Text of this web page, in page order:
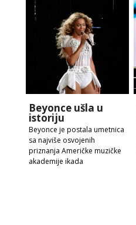
Beyonce ušla u
istoriju
Beyonce je postala umetnica
sa najviše osvojenih
priznanja Američke muzičke
akademije ikada